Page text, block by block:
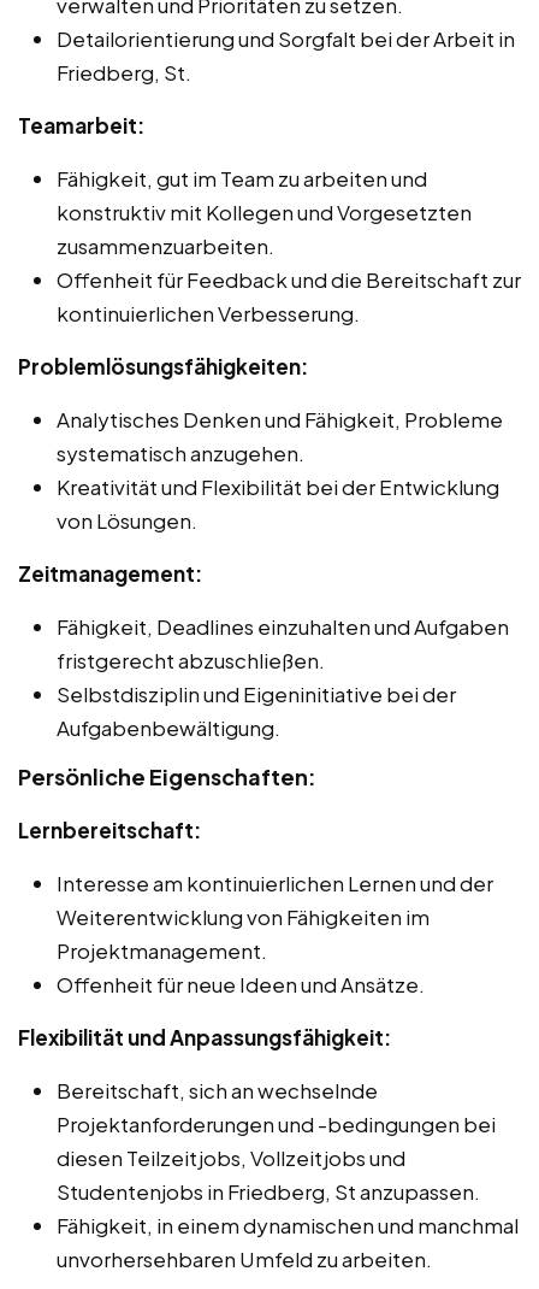
Detailorientierung und Sorgfalt bei der Arbeit in
Friedberg, St.
Teamarbeit:
Fähigkeit, gut im Team zu arbeiten und
konstruktiv mit Kollegen und Vorgesetzten
zusammenzuarbeiten.
Offenheit für Feedback und die Bereitschaft zur
kontinuierlichen Verbesserung.
Problemlösungsfähigkeiten:
Analytisches Denken und Fähigkeit, Probleme
systematisch anzugehen.
Kreativität und Flexibilität bei der Entwicklung
von Lösungen.
Zeitmanagement:
Fähigkeit, Deadlines einzuhalten und Aufgaben
fristgerecht abzuschließen.
Selbstdisziplin und Eigeninitiative bei der
Aufgabenbewältigung.
Persönliche Eigenschaften:
Lernbereitschaft:
Interesse am kontinuierlichen Lernen und der
Weiterentwicklung von Fähigkeiten im
Projektmanagement.
Offenheit für neue Ideen und Ansätze.
Flexibilität und Anpassungsfähigkeit:
Bereitschaft, sich an wechselnde
Projektanforderungen und -bedingungen bei
diesen Teilzeitjobs, Vollzeitjobs und
Studentenjobs in Friedberg, St anzupassen.
Fähigkeit, in einem dynamischen und manchmal
unvorhersehbaren Umfeld zu arbeiten.